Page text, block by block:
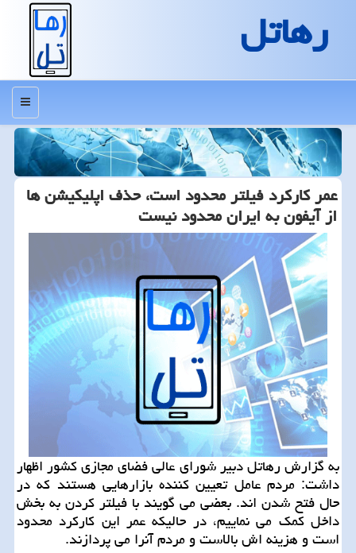
رهاتل
منو
عمر كاركرد فیلتر محدود است، حذف اپلیكیشن ها
از آیفون به ایران محدود نیست
به گزارش رهاتل دبیر شورای عالی فضای مجازی كشور اظهار
داشت: مردم عامل تعیین كننده بازارهایی هستند كه در
حال فتح شدن اند. بعضی می گویند با فیلتر كردن به بخش
داخل كمك می نماییم، در حالیكه عمر این كاركرد محدود
است و هزینه اش بالاست و مردم آنرا می پردازند.